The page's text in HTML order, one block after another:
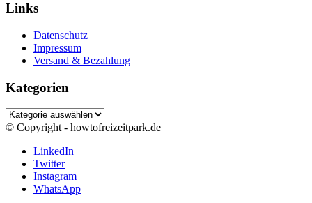
Links
Datenschutz
Impressum
Versand & Bezahlung
Kategorien
Kategorien
© Copyright - howtofreizeitpark.de
LinkedIn
Twitter
Instagram
WhatsApp